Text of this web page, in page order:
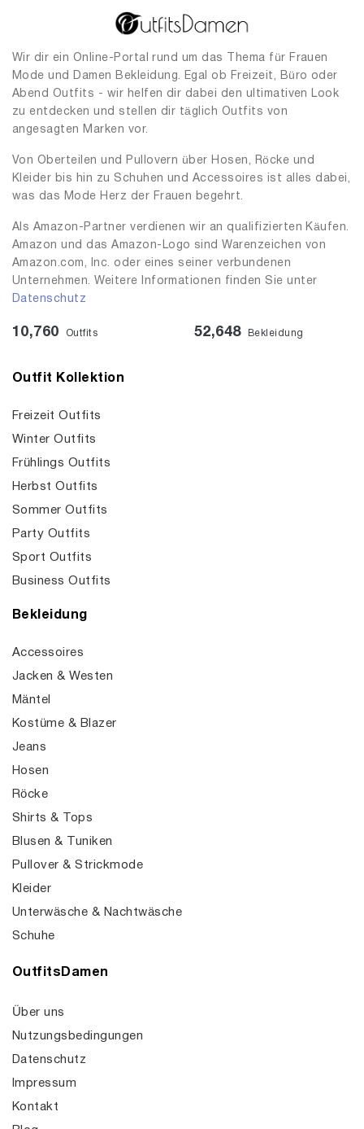
Wir dir ein Online-Portal rund um das Thema für Frauen
Mode und Damen Bekleidung. Egal ob Freizeit, Büro oder
Abend Outfits - wir helfen dir dabei den ultimativen Look
zu entdecken und stellen dir täglich Outfits von
angesagten Marken vor.
Von Oberteilen und Pullovern über Hosen, Röcke und
Kleider bis hin zu Schuhen und Accessoires ist alles dabei,
was das Mode Herz der Frauen begehrt.
Als Amazon-Partner verdienen wir an qualifizierten Käufen.
Amazon und das Amazon-Logo sind Warenzeichen von
Amazon.com, Inc. oder eines seiner verbundenen
Unternehmen. Weitere Informationen finden Sie unter
Datenschutz
10,760 Outfits 52,648 Bekleidung
Outfit Kollektion
Freizeit Outfits
Winter Outfits
Frühlings Outfits
Herbst Outfits
Sommer Outfits
Party Outfits
Sport Outfits
Business Outfits
Bekleidung
Accessoires
Jacken & Westen
Mäntel
Kostüme & Blazer
Jeans
Hosen
Röcke
Shirts & Tops
Blusen & Tuniken
Pullover & Strickmode
Kleider
Unterwäsche & Nachtwäsche
Schuhe
OutfitsDamen
Über uns
Nutzungsbedingungen
Datenschutz
Impressum
Kontakt